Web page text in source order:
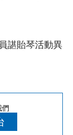
諶貽琴活動異
們